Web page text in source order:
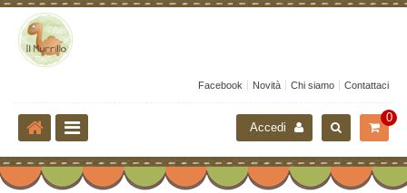
Facebook Novità Chi siamo Contattaci
0
Accedi